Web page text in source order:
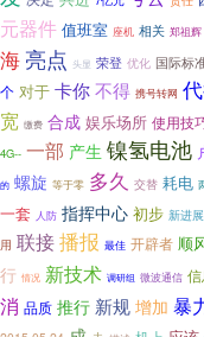
元器件 值班室 座机 相关 郑祖辉
海 亮点 头显 荣登 优化 国际标
个 对于 卡你不得 携号转网
宽 缴费 合成 娱乐场所 使用技
4G-- 一部 产生 镍氢电池
的 螺旋 等于零 多久 交替 耗电
一套 人防 指挥中心 初步 新进展
用 联接播报 最佳 开辟者 顺
行 情况 新技术 调研组 微波通信
消 品质 推行 新规 增加 暴